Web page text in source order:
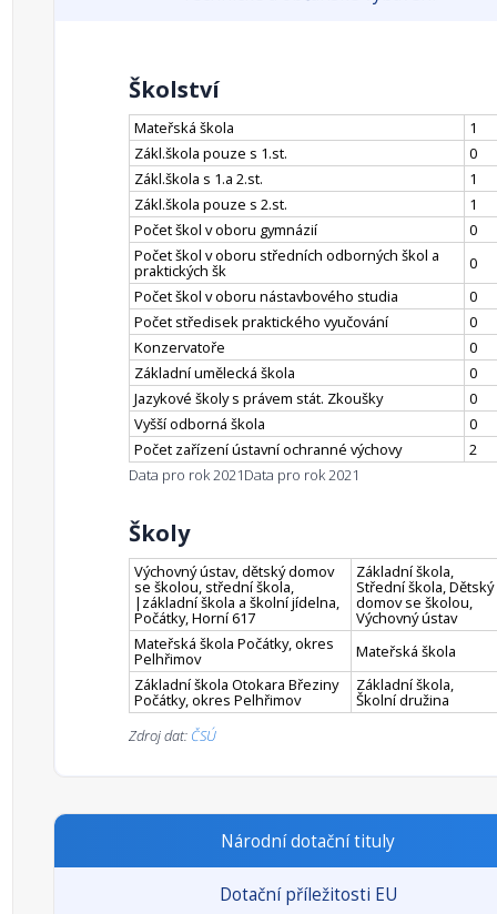
Školství
Mateřská škola
1
Zákl.škola pouze s 1.st.
0
Zákl.škola s 1.a 2.st.
1
Zákl.škola pouze s 2.st.
1
Počet škol v oboru gymnázií
0
Počet škol v oboru středních odborných škol a
praktických šk
0
Počet škol v oboru nástavbového studia
0
Počet středisek praktického vyučování
0
Konzervatoře
0
Základní umělecká škola
0
Jazykové školy s právem stát. Zkoušky
0
Vyšší odborná škola
0
Počet zařízení ústavní ochranné výchovy
2
Data pro rok 2021Data pro rok 2021
Školy
Výchovný ústav, dětský domov
se školou, střední škola,
|základní škola a školní jídelna,
Počátky, Horní 617
Základní škola,
Střední škola, Dětský
domov se školou,
Výchovný ústav
Mateřská škola Počátky, okres
Pelhřimov
Mateřská škola
Základní škola Otokara Březiny
Počátky, okres Pelhřimov
Základní škola,
Školní družina
Zdroj dat: ČSÚ
Národní dotační tituly
Dotační příležitosti EU